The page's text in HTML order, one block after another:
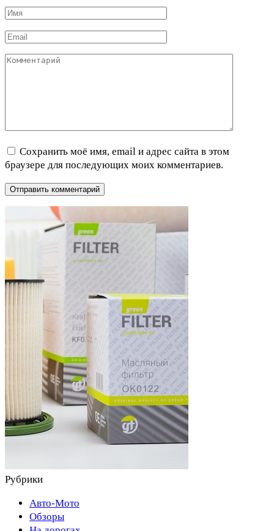
Имя
Email
Комментарий
Сохранить моё имя, email и адрес сайта в этом
браузере для последующих моих комментариев.
Рубрики
Авто-Мото
Обзоры